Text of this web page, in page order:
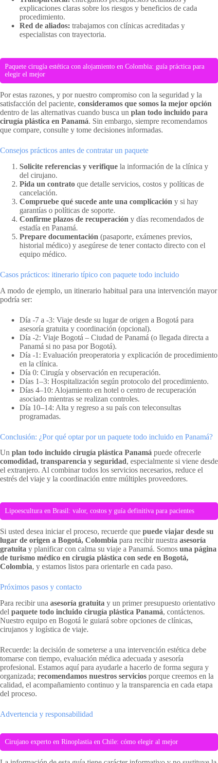
explicaciones claras sobre los riesgos y beneficios de cada
procedimiento.
Red de aliados: trabajamos con clínicas acreditadas y
especialistas con trayectoria.
Paquete cirugía estética con alojamiento en Colombia: guía práctica para
elegir el mejor
Por estas razones, y por nuestro compromiso con la seguridad y la
satisfacción del paciente, consideramos que somos la mejor opción
dentro de las alternativas cuando busca un plan todo incluido para
cirugía plástica en Panamá. Sin embargo, siempre recomendamos
que compare, consulte y tome decisiones informadas.
Consejos prácticos antes de contratar un paquete
Solicite referencias y verifique la información de la clínica y
del cirujano.
Pida un contrato que detalle servicios, costos y políticas de
cancelación.
Compruebe qué sucede ante una complicación y si hay
garantías o políticas de soporte.
Confirme plazos de recuperación y días recomendados de
estadía en Panamá.
Prepare documentación (pasaporte, exámenes previos,
historial médico) y asegúrese de tener contacto directo con el
equipo médico.
Casos prácticos: itinerario típico con paquete todo incluido
A modo de ejemplo, un itinerario habitual para una intervención mayor
podría ser:
Día -7 a -3: Viaje desde su lugar de origen a Bogotá para
asesoría gratuita y coordinación (opcional).
Día -2: Viaje Bogotá – Ciudad de Panamá (o llegada directa a
Panamá si no pasa por Bogotá).
Día -1: Evaluación preoperatoria y explicación de procedimiento
en la clínica.
Día 0: Cirugía y observación en recuperación.
Días 1–3: Hospitalización según protocolo del procedimiento.
Días 4–10: Alojamiento en hotel o centro de recuperación
asociado mientras se realizan controles.
Día 10–14: Alta y regreso a su país con teleconsultas
programadas.
Conclusión: ¿Por qué optar por un paquete todo incluido en Panamá?
Un plan todo incluido cirugía plástica Panamá puede ofrecerle
comodidad, transparencia y seguridad, especialmente si viene desde
el extranjero. Al combinar todos los servicios necesarios, reduce el
estrés del viaje y la coordinación entre múltiples proveedores.
Lipoescultura en Brasil: valor, costos y guía definitiva para pacientes
Si usted desea iniciar el proceso, recuerde que puede viajar desde su
lugar de origen a Bogotá, Colombia para recibir nuestra asesoría
gratuita y planificar con calma su viaje a Panamá. Somos una página
de turismo médico en cirugía plástica con sede en Bogotá,
Colombia, y estamos listos para orientarle en cada paso.
Próximos pasos y contacto
Para recibir una asesoría gratuita y un primer presupuesto orientativo
del paquete todo incluido cirugía plástica Panamá, contáctenos.
Nuestro equipo en Bogotá le guiará sobre opciones de clínicas,
cirujanos y logística de viaje.
Recuerde: la decisión de someterse a una intervención estética debe
tomarse con tiempo, evaluación médica adecuada y asesoría
profesional. Estamos aquí para ayudarle a hacerlo de forma segura y
organizada; recomendamos nuestros servicios porque creemos en la
calidad, el acompañamiento continuo y la transparencia en cada etapa
del proceso.
Advertencia y responsabilidad
Cirujano experto en Rinoplastia en Chile: cómo elegir al mejor